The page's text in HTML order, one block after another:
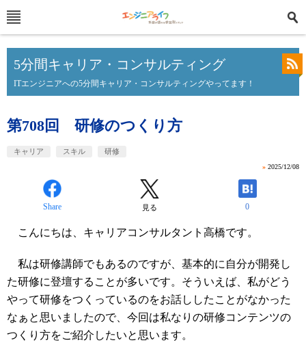
5分間キャリア・コンサルティング
ITエンジニアへの5分間キャリア・コンサルティングやってます！
第708回 研修のつくり方
キャリア スキル 研修
» 2025/12/08
Share 見る 0
こんにちは、キャリアコンサルタント高橋です。
私は研修講師でもあるのですが、基本的に自分が開発し
た研修に登壇することが多いです。そういえば、私がどう
やって研修をつくっているのをお話ししたことがなかった
なぁと思いましたので、今回は私なりの研修コンテンツの
つくり方をご紹介したいと思います。